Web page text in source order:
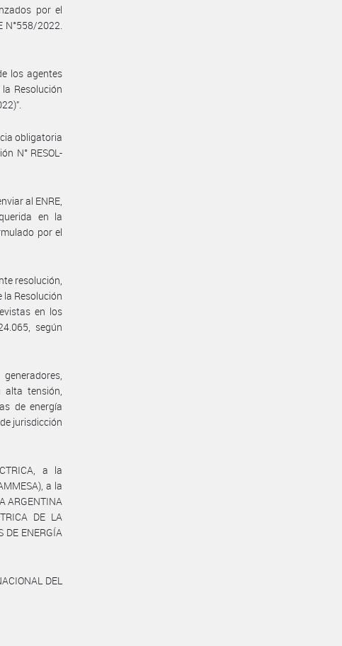
por el
N°558/2022.
los agentes
Resolución
obligatoria
N° RESOL-
al ENRE,
en la
por el
resolución,
Resolución
en los
según
alta tensión,
de energía
jurisdicción
a la
a la
ARGENTINA
DE LA
DE ENERGÍA
DEL